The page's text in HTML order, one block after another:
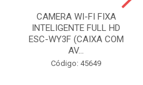
CAMERA WI-FI FIXA
INTELIGENTE FULL HD
ESC-WY3F (CAIXA COM
AV...
Código: 45649